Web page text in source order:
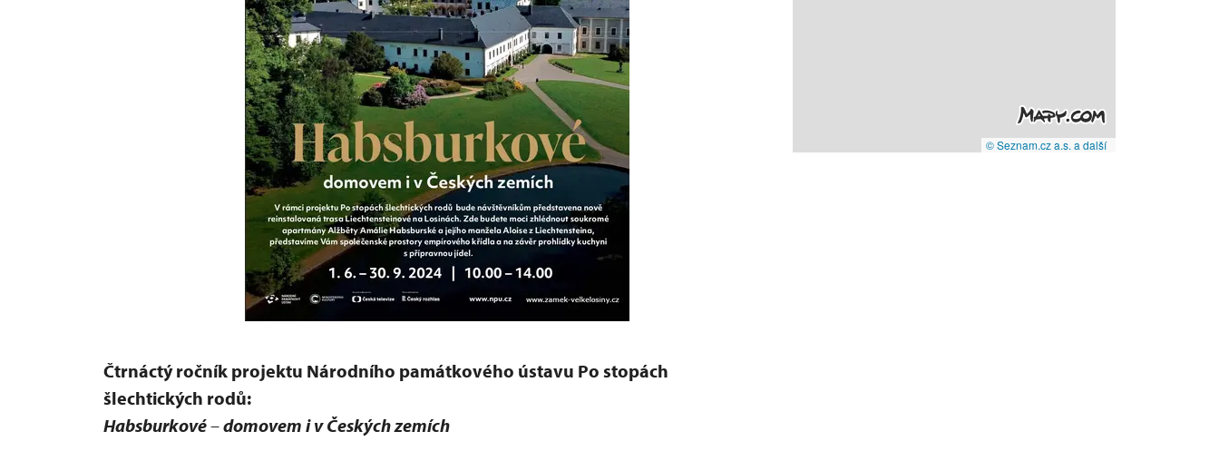
Čtrnáctý ročník projektu Národního památkového ústavu Po stopách
šlechtických rodů:
Habsburkové–domovem i v Českých zemích
© Seznam.cz a.s. a další